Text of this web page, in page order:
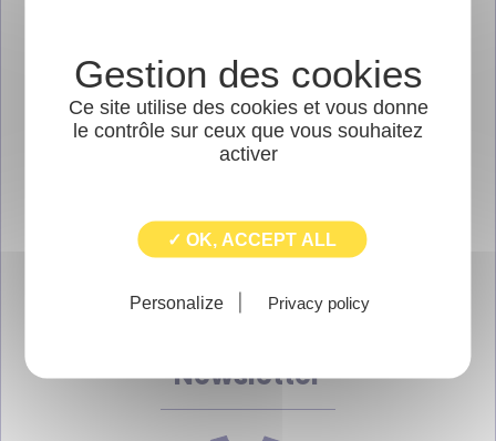
FORMATIONS
INITIATIVES LOCALES
LES DERNIÈRES LETTRES DE L'ARIC
PUBLICATIONS
Newsletter
Ce site utilise des cookies et vous donne
le contrôle sur ceux que vous souhaitez
activer
✓ OK, ACCEPT ALL
Personalize Privacy policy